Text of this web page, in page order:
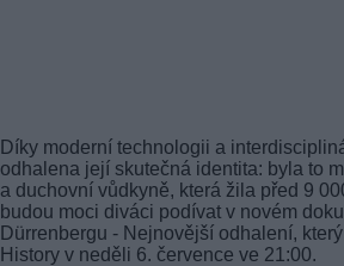
Díky moderní technologii a
odhalena její skutečná identita: byla to
a duchovní vůdkyně, která žila před 9
budou moci diváci podívat v novém
Dürrenbergu - Nejnovější odhalení,
History v neděli 6. července ve 21:00.